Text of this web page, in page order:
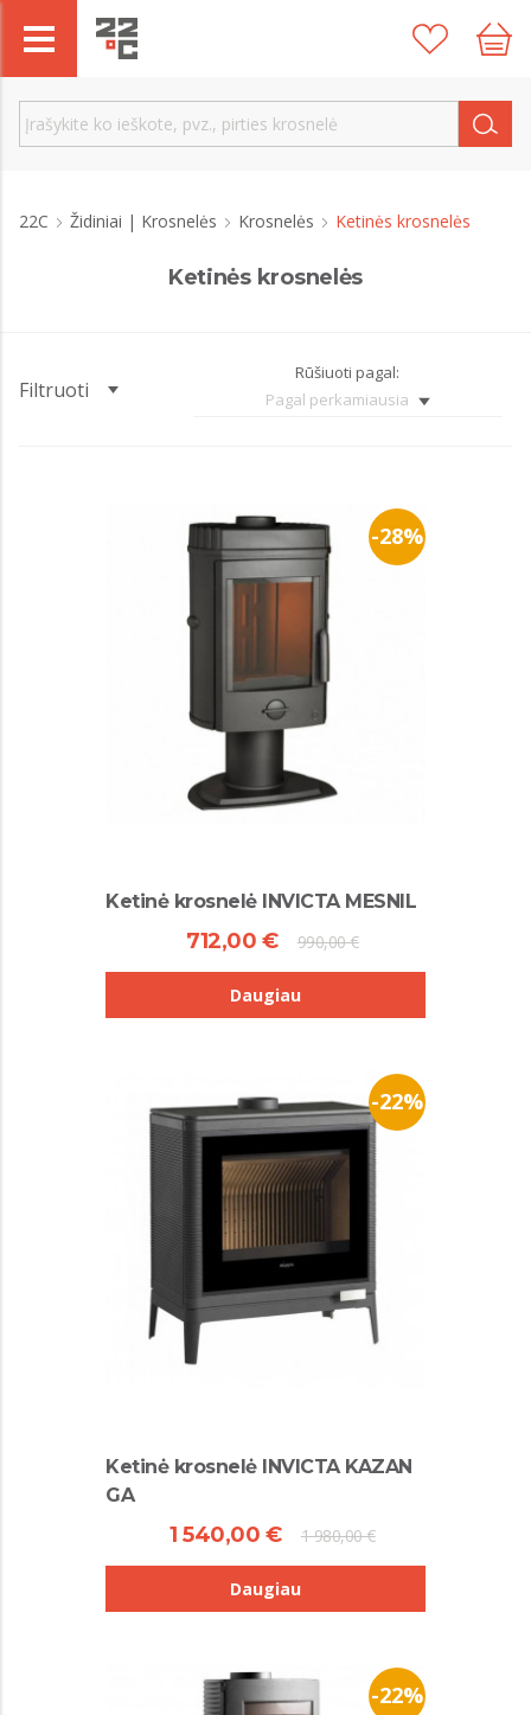
22C Židiniai | Krosnelės Krosnelės Ketinės krosnelės
Ketinės krosnelės
Filtruoti
Rūšiuoti pagal:
Pagal perkamiausia
-28%
Ketinė krosnelė INVICTA MESNIL
712,00 € 990,00 €
Daugiau
-22%
Ketinė krosnelė INVICTA KAZAN
GA
1 540,00 € 1 980,00 €
Daugiau
-22%